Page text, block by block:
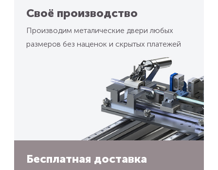
Своё производство
Производим металические двери любых
размеров без наценок и скрытых платежей
Бесплатная доставка